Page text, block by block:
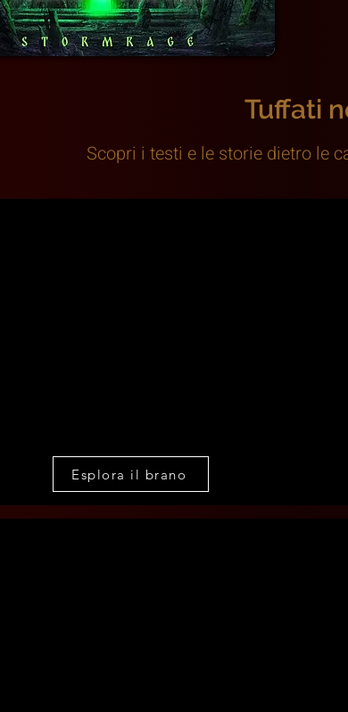
Tuffati
Scopri i testi e le storie dietro le
Esplora il brano